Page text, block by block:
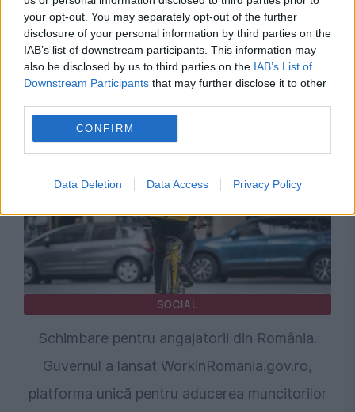
your opt-out. You may separately opt-out of the further
disclosure of your personal information by third parties on the
IAB’s list of downstream participants. This information may
also be disclosed by us to third parties on the IAB’s List of
Downstream Participants that may further disclose it to other
CONFIRM
Data Deletion Data Access Privacy Policy
SOCIAL
Ultimatum pentru Guvern din partea Sanitas și
Solidaritatea Sanitară: Arhitectură completă
pentru salarizarea din sistemul public
SOCIAL
Schimbare pentru angajatorii din România.
Guvernul a lansat WorkinRomania.gov.ro,
platforma unică pentru aducerea muncitorilor